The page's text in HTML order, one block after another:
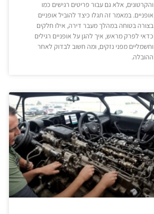
והקרטונים, אלא גם עבור פריטים רגישים כמו
אופניים. במאמר זה תגלו כיצד להוביל אופניים
בצורה בטוחה במהלך מעבר דירה, אילו חלקים
כדאי לפרק מראש, איך להגן על אופניים רגילים
וחשמליים מפני נזקים, ומה חשוב לבדוק לאחר
ההובלה.